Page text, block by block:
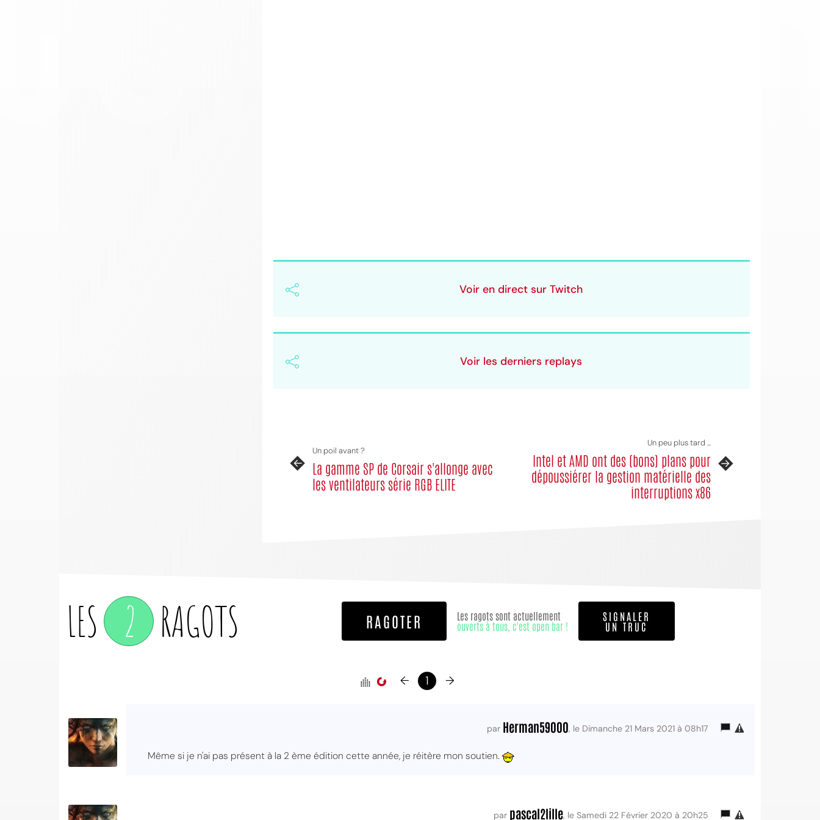
Voir en direct sur Twitch
Voir les derniers replays
Un poil avant ?
La gamme SP de Corsair s'allonge avec
les ventilateurs série RGB ELITE
Un peu plus tard ...
Intel et AMD ont des (bons) plans pour
dépoussiérer la gestion matérielle des
interruptions x86
LES 2 RAGOTS RAGOTER
Les ragots sont actuellement
ouverts à tous, c'est open bar !
SIGNALER
UN TRUC
← 1 →
par Herman59000, le Dimanche 21 Mars 2021 à 08h17
Même si je n'ai pas présent à la 2 ème édition cette année, je réitère mon soutien.
par pascal2lille, le Samedi 22 Février 2020 à 20h25